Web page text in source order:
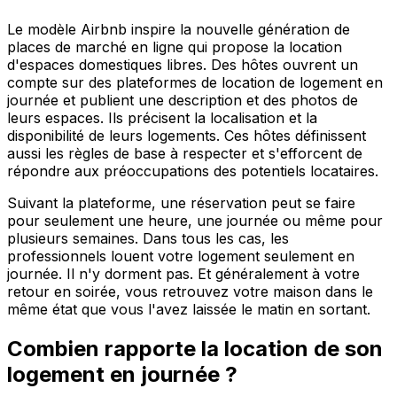
Le modèle Airbnb inspire la nouvelle génération de
places de marché en ligne qui propose la location
d'espaces domestiques libres. Des hôtes ouvrent un
compte sur des plateformes de location de logement en
journée et publient une description et des photos de
leurs espaces. Ils précisent la localisation et la
disponibilité de leurs logements. Ces hôtes définissent
aussi les règles de base à respecter et s'efforcent de
répondre aux préoccupations des potentiels locataires.
Suivant la plateforme, une réservation peut se faire
pour seulement une heure, une journée ou même pour
plusieurs semaines. Dans tous les cas, les
professionnels louent votre logement seulement en
journée. Il n'y dorment pas. Et généralement à votre
retour en soirée, vous retrouvez votre maison dans le
même état que vous l'avez laissée le matin en sortant.
Combien rapporte la location de son
logement en journée ?